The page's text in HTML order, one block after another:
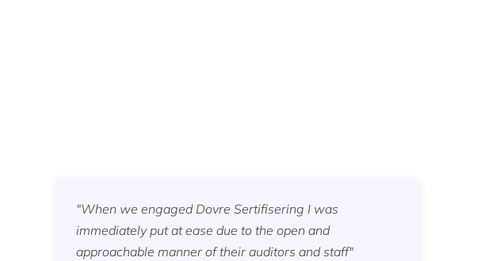
"When we engaged Dovre Sertifisering I was
immediately put at ease due to the open and
approachable manner of their auditors and staff"